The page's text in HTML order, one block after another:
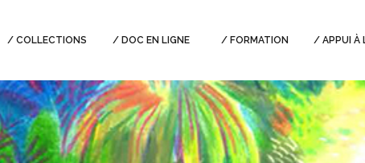
COLLECTIONS DOC EN LIGNE FORMATION APPUI À